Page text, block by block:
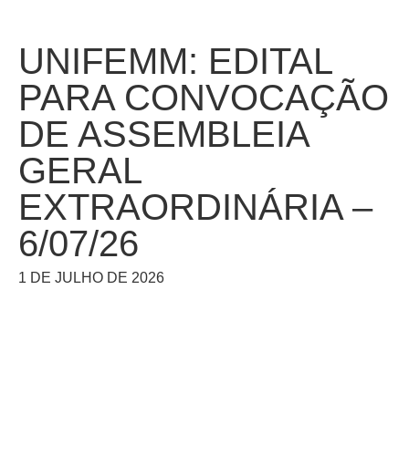
UNIFEMM: EDITAL
PARA CONVOCAÇÃO
DE ASSEMBLEIA
GERAL
EXTRAORDINÁRIA –
6/07/26
1 DE JULHO DE 2026